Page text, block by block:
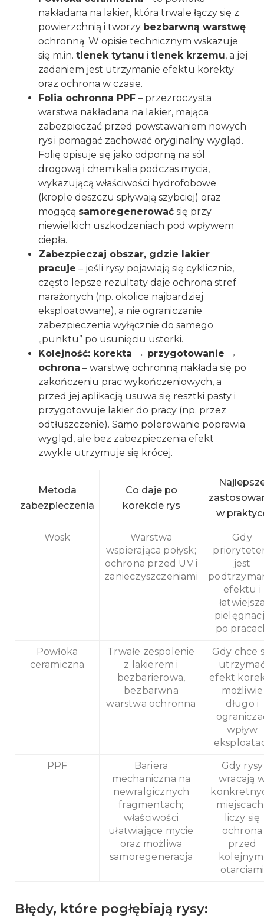
nakładana na lakier, która trwale łączy się z
powierzchnią i tworzy bezbarwną warstwę
ochronną. W opisie technicznym wskazuje
się m.in. tlenek tytanu i tlenek krzemu, a jej
zadaniem jest utrzymanie efektu korekty
oraz ochrona w czasie.
Folia ochronna PPF – przezroczysta
warstwa nakładana na lakier, mająca
zabezpieczać przed powstawaniem nowych
rys i pomagać zachować oryginalny wygląd.
Folię opisuje się jako odporną na sól
drogową i chemikalia podczas mycia,
wykazującą właściwości hydrofobowe
(krople deszczu spływają szybciej) oraz
mogącą samoregenerować się przy
niewielkich uszkodzeniach pod wpływem
ciepła.
Zabezpieczaj obszar, gdzie lakier
pracuje – jeśli rysy pojawiają się cyklicznie,
często lepsze rezultaty daje ochrona stref
narażonych (np. okolice najbardziej
eksploatowane), a nie ograniczanie
zabezpieczenia wyłącznie do samego
„punktu” po usunięciu usterki.
Kolejność: korekta → przygotowanie →
ochrona – warstwę ochronną nakłada się po
zakończeniu prac wykończeniowych, a
przed jej aplikacją usuwa się resztki pasty i
przygotowuje lakier do pracy (np. przez
odtłuszczenie). Samo polerowanie poprawia
wygląd, ale bez zabezpieczenia efekt
zwykle utrzymuje się krócej.
Metoda
zabezpieczenia
Co daje po
korekcie rys
w
Wosk
Warstwa
wspierająca połysk;
ochrona przed UV i
zanieczyszczeniami
Gdy
jest
efektu i
po
Powłoka
ceramiczna
Trwałe zespolenie
z lakierem i
bezbarierowa,
bezbarwna
warstwa ochronna
Gdy chce
efekt
możliwie
długo i
wpływ
PPF
Bariera
mechaniczna na
newralgicznych
fragmentach;
właściwości
ułatwiające mycie
oraz możliwa
samoregeneracja
Gdy rysy
wracają
liczy się
ochrona
przed
otarciami
Błędy, które pogłębiają rysy: